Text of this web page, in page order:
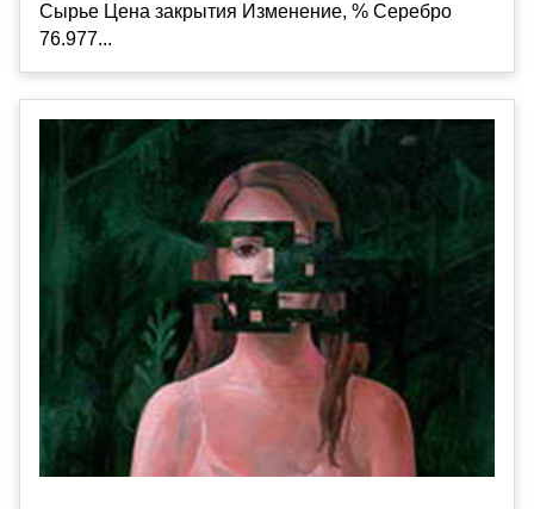
Сырье Цена закрытия Изменение, % Серебро
76.977...